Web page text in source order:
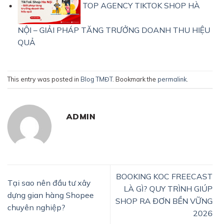
TOP AGENCY TIKTOK SHOP HÀ
NỘI – GIẢI PHÁP TĂNG TRƯỞNG DOANH THU HIỆU
QUẢ
This entry was posted in Blog TMĐT. Bookmark the permalink.
ADMIN
Tại sao nên đầu tư xây
dựng gian hàng Shopee
chuyên nghiệp?
BOOKING KOC FREECAST
LÀ GÌ? QUY TRÌNH GIÚP
SHOP RA ĐƠN BỀN VỮNG
2026